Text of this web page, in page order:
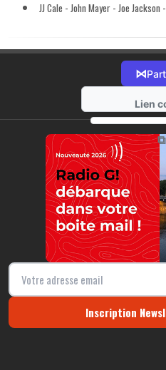
JJ Cale - John Mayer - Joe
⋈
Lien
⧉
Inscription